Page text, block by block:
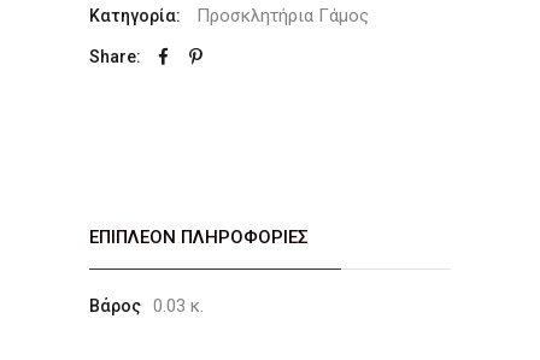
Κατηγορία: Προσκλητήρια Γάμος
Share:
ΕΠΙΠΛΈΟΝ ΠΛΗΡΟΦΟΡΊΕΣ
Βάρος 0.03 κ.